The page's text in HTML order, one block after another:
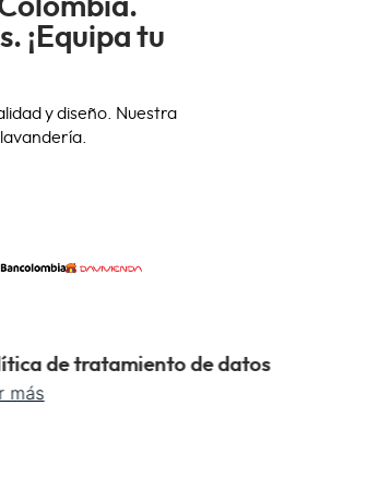
¡Equipa tu
y diseño. Nuestra
de tratamiento de datos
más